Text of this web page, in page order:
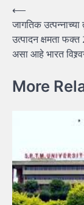
Post
navigation
⟵
जागतिक
उत्पादन क्षमता
असा आहे भारत
More